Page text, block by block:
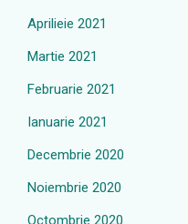
Aprilieie 2021
Martie 2021
Februarie 2021
Ianuarie 2021
Decembrie 2020
Noiembrie 2020
Octombrie 2020